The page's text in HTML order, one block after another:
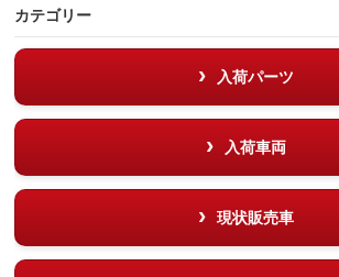
カテゴリー
入荷パーツ
入荷車両
現状販売車